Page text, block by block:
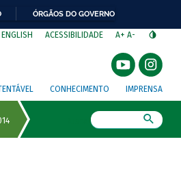
ÓRGÃOS DO GOVERNO
ENGLISH ACESSIBILIDADE A+ A-
CONHECIMENTO IMPRENSA